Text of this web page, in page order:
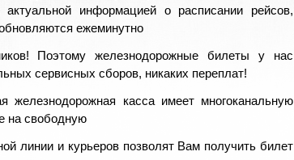
информацией о расписании рейсов,
ежеминутно
Поэтому железнодорожные билеты у нас
сервисных сборов, никаких переплат!
касса имеет многоканальную
на свободную
линии и курьеров позволят Вам получить билет